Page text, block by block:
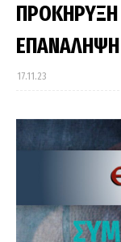
ΕΠΑΝΑΛΗΨΗ
17.11.23